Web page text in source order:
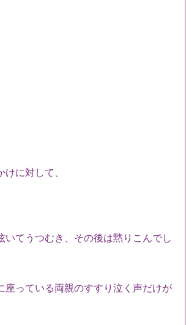
に対して、
いてうつむき、その後は黙りこんでし
座っている両親のすすり泣く声だけが